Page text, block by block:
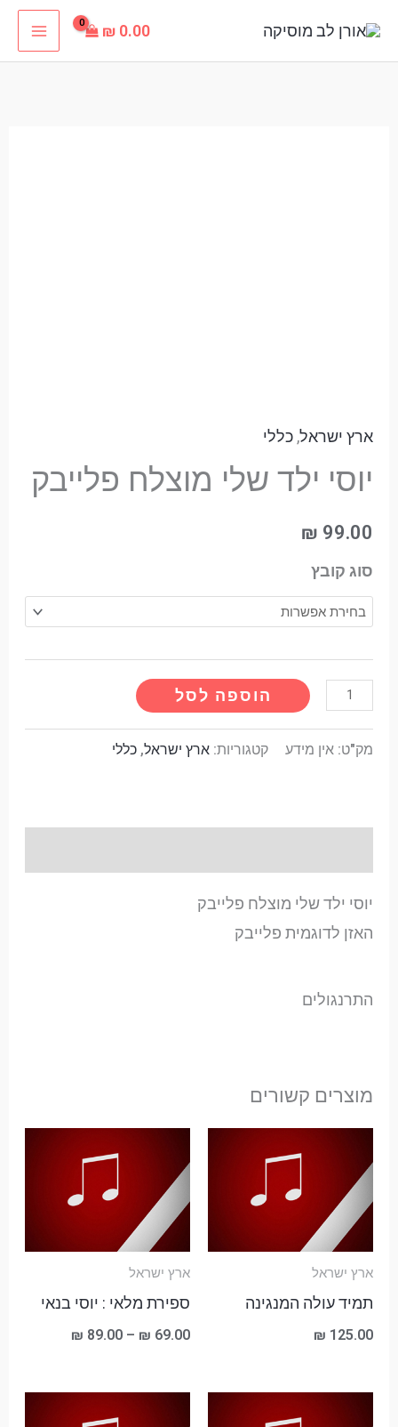
לתוכן
₪ 0.00
ארץ ישראל, כללי
יוסי ילד שלי מוצלח פלייבק
₪ 99.00
סוג קובץ
הוספה לסל Alternative:
מק"ט: אין מידע קטגוריות: ארץ ישראל, כללי
יוסי ילד שלי מוצלח פלייבק
האזן לדוגמית פלייבק
התרנגולים
מוצרים קשורים
ארץ ישראל
תמיד עולה המנגינה
₪ 125.00
ארץ ישראל
ספירת מלאי : יוסי בנאי
₪ 69.00
–
₪ 89.00
עד